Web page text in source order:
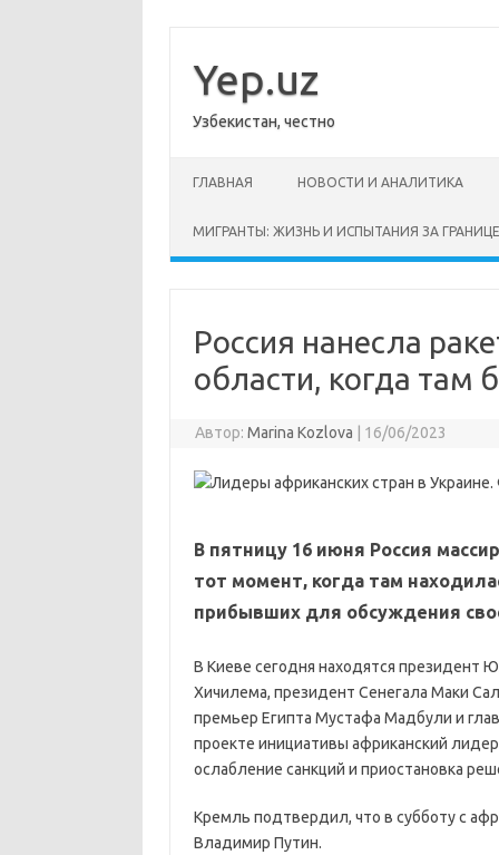
содержимому
Yep.uz
Узбекистан, честно
ГЛАВНАЯ НОВОСТИ И АНАЛИТИКА
МИГРАНТЫ: ЖИЗНЬ И ИСПЫТАНИЯ ЗА
Россия нанесла
области, когда там
Автор: Marina Kozlova 16/06/2023
В пятницу 16 июня Россия
тот момент, когда там
прибывших для обсуждения
В Киеве сегодня находятся президент
Хичилема, президент Сенегала Маки
премьер Египта Мустафа Мадбули и
проекте инициативы африканский
ослабление санкций и приостановка
Кремль подтвердил, что в субботу с
Владимир Путин.